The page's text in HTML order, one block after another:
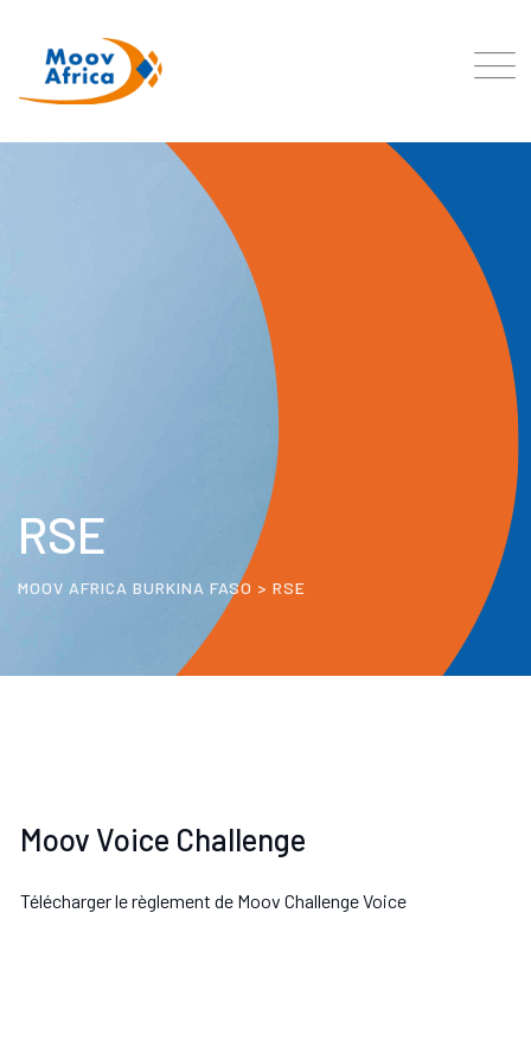
RSE
MOOV AFRICA BURKINA FASO > RSE
Moov Voice Challenge
Télécharger le règlement de Moov Challenge Voice